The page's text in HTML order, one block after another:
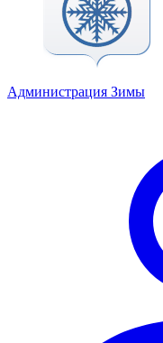
Администрация Зимы